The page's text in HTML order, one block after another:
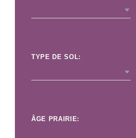
TYPE DE SOL:
ÂGE PRAIRIE: